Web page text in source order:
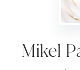
Mikel